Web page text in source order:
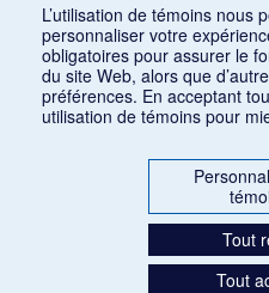
L’utilisation de témoins nous
personnaliser votre
obligatoires pour assurer le
du site Web, alors que
préférences. En acceptant
utilisation de témoins pour
Tout
Tout